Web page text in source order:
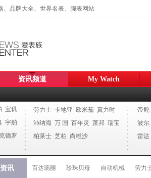
、品牌大全、世界名表、腕表网站
资讯频道 My Watch
宝玑
宇舶
德罗
劳力士 卡地亚 欧米茄 真力时
沛纳海 万 国 百年灵 萧邦 瑞宝
柏莱士 芝柏 尚维沙
帝舵
波尔
雷达
讯 百达翡丽 珍珠贝母 自动机械 劳力